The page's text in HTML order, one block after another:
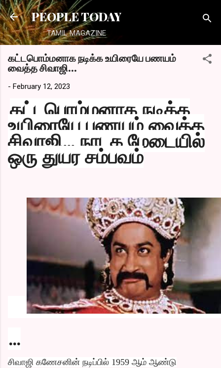
Skip to main content
PEOPLE TODAY
TAMIL MAGAZINE
கட்டபொம்மனாக நடிக்க உயிரையே பணயம்
வைத்த சிவாஜி…
- February 12, 2023
கட்டபொம்மனாக நடிக்க
உயிரையே பணயம் வைத்த
சிவாஜி… நாடக மேடையில்
ஒரு துயர சம்பவம்
…
சிவாஜி கணேசனின் நடிப்பில் 1959 ஆம் ஆண்டு